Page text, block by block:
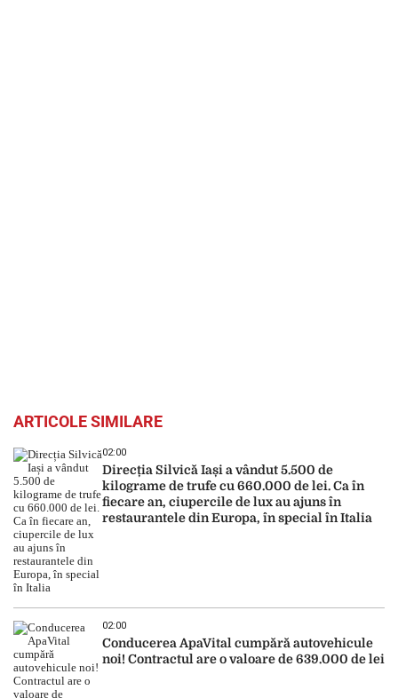
ARTICOLE SIMILARE
02:00
Direcția Silvică Iași a vândut 5.500 de
kilograme de trufe cu 660.000 de lei. Ca în
fiecare an, ciupercile de lux au ajuns în
restaurantele din Europa, în special în Italia
02:00
Conducerea ApaVital cumpără autovehicule
noi! Contractul are o valoare de 639.000 de lei